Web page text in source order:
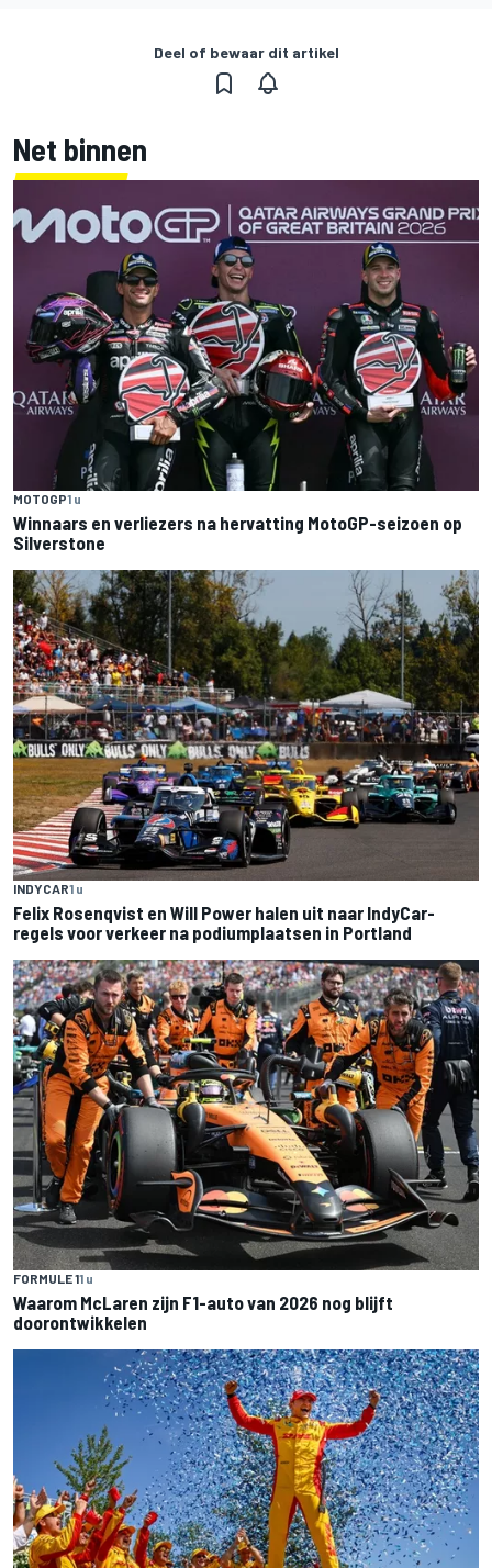
Deel of bewaar dit artikel
Net binnen
MOTOGP1 u
Winnaars en verliezers na hervatting MotoGP-seizoen op
Silverstone
INDYCAR1 u
Felix Rosenqvist en Will Power halen uit naar IndyCar-
regels voor verkeer na podiumplaatsen in Portland
FORMULE 11 u
Waarom McLaren zijn F1-auto van 2026 nog blijft
doorontwikkelen